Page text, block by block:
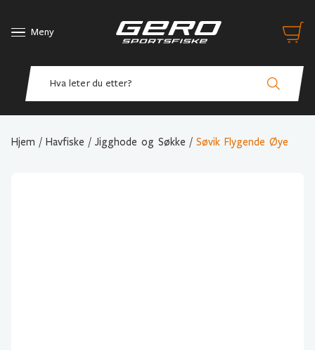
Meny
Hjem / Havfiske / Jigghode og Søkke / Søvik Flygende Øye